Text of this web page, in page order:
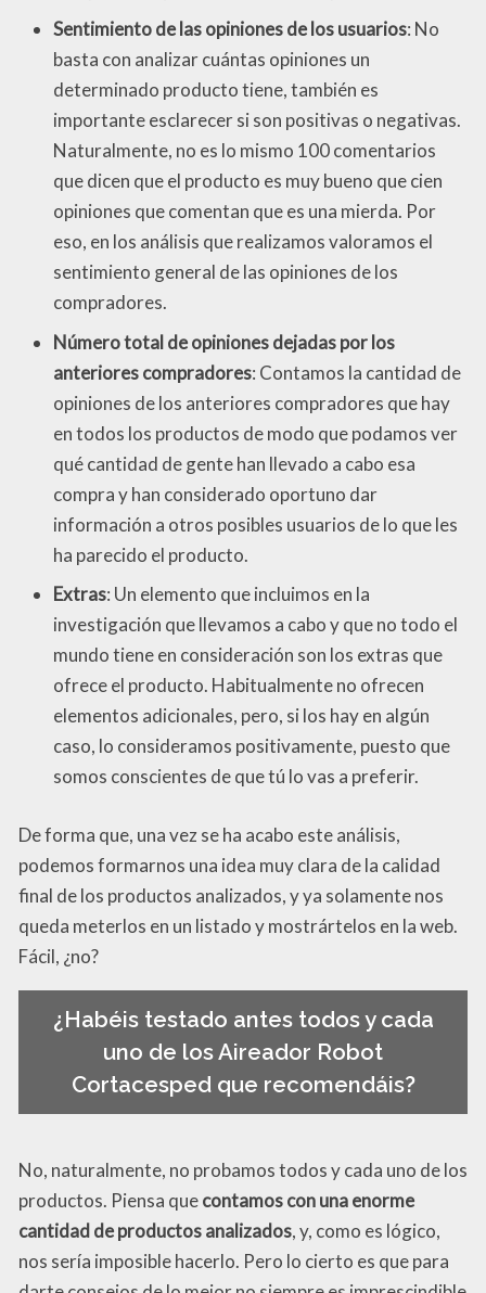
Sentimiento de las opiniones de los usuarios: No
basta con analizar cuántas opiniones un
determinado producto tiene, también es
importante esclarecer si son positivas o negativas.
Naturalmente, no es lo mismo 100 comentarios
que dicen que el producto es muy bueno que cien
opiniones que comentan que es una mierda. Por
eso, en los análisis que realizamos valoramos el
sentimiento general de las opiniones de los
compradores.
Número total de opiniones dejadas por los
anteriores compradores: Contamos la cantidad de
opiniones de los anteriores compradores que hay
en todos los productos de modo que podamos ver
qué cantidad de gente han llevado a cabo esa
compra y han considerado oportuno dar
información a otros posibles usuarios de lo que les
ha parecido el producto.
Extras: Un elemento que incluimos en la
investigación que llevamos a cabo y que no todo el
mundo tiene en consideración son los extras que
ofrece el producto. Habitualmente no ofrecen
elementos adicionales, pero, si los hay en algún
caso, lo consideramos positivamente, puesto que
somos conscientes de que tú lo vas a preferir.
De forma que, una vez se ha acabo este análisis,
podemos formarnos una idea muy clara de la calidad
final de los productos analizados, y ya solamente nos
queda meterlos en un listado y mostrártelos en la web.
Fácil, ¿no?
¿Habéis testado antes todos y cada
uno de los Aireador Robot
Cortacesped que recomendáis?
No, naturalmente, no probamos todos y cada uno de los
productos. Piensa quecontamos con una enorme
cantidad de productos analizados, y, como es lógico,
nos sería imposible hacerlo. Pero lo cierto es que para